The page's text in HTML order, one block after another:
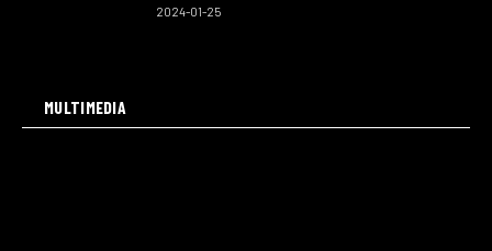
2024-01-25
MULTIMEDIA